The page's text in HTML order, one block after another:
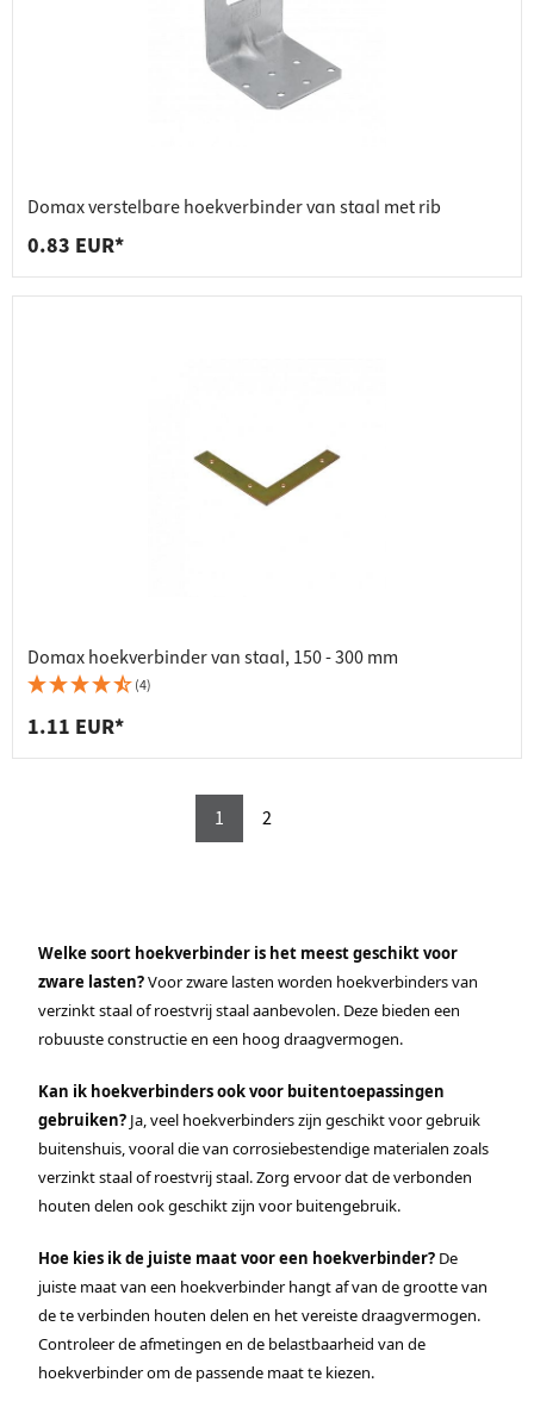
Domax verstelbare hoekverbinder van staal met rib
0.83 EUR*
Domax hoekverbinder van staal, 150 - 300 mm
(4)
1.11 EUR*
1 2
Welke soort hoekverbinder is het meest geschikt voor
zware lasten?Voor zware lasten worden hoekverbinders van
verzinkt staal of roestvrij staal aanbevolen. Deze bieden een
robuuste constructie en een hoog draagvermogen.
Kan ik hoekverbinders ook voor buitentoepassingen
gebruiken? Ja, veel hoekverbinders zijn geschikt voor gebruik
buitenshuis, vooral die van corrosiebestendige materialen zoals
verzinkt staal of roestvrij staal. Zorg ervoor dat de verbonden
houten delen ook geschikt zijn voor buitengebruik.
Hoe kies ik de juiste maat voor een hoekverbinder? De
juiste maat van een hoekverbinder hangt af van de grootte van
de te verbinden houten delen en het vereiste draagvermogen.
Controleer de afmetingen en de belastbaarheid van de
hoekverbinder om de passende maat te kiezen.